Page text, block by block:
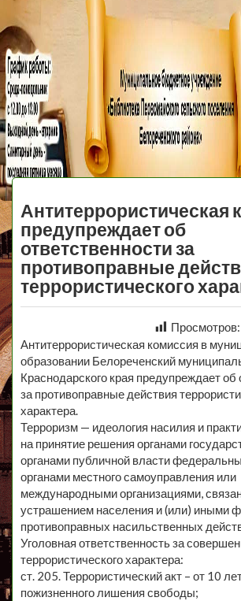
МБУ
Антитеррористическая
предупреждает об
ответственности за
противоправные
террористического
Просмотров:
Антитеррористическая комиссия в
образовании Белореченский
Краснодарского края предупреждает об
за противоправные действия
характера.
Терроризм — идеология насилия и
на принятие решения органами
органами публичной власти
органами местного самоуправления или
международными организациями,
устрашением населения и (или) иными
противоправных насильственных
Уголовная ответственность за
террористического характера:
ст. 205. Террористический акт – от 10
пожизненного лишения свободы;